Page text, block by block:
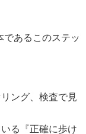
であるこのステッ
ング、検査で見
る『正確に歩け